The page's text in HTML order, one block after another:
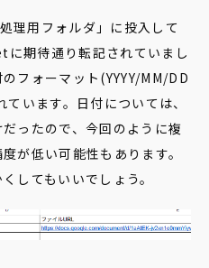
理用フォルダ」に投入して
期待通り転記されていまし
フォーマット(YYYY/MM/DD
います。日付については、
ったので、今回のように複
が低い可能性もあります。
してもいいでしょう。